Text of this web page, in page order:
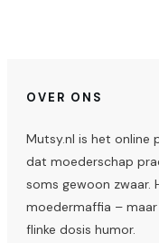
OVER ONS
Mutsy.nl is het online
dat moederschap
soms gewoon zwaar.
moedermaffia – maar
flinke dosis humor.